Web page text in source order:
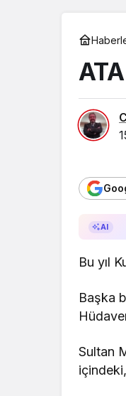
AI
Bu yıl
Başka
Sultan